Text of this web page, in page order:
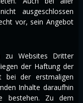
ausgeschlossen
vor, sein Angebot
zu Websites Dritter
der Haftung der
bei der erstmaligen
Inhalte daraufhin
bestehen. Zu dem